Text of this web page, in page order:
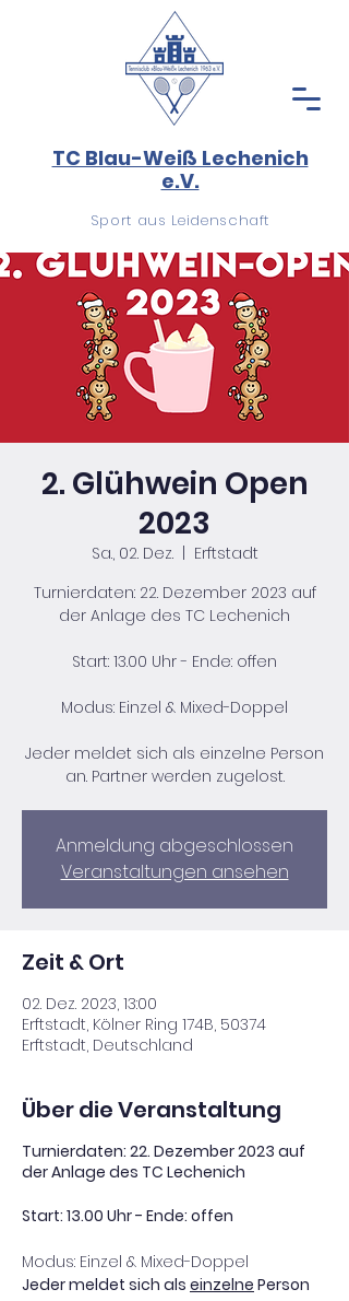
TC Blau-Weiß Lechenich
e.V.
Sport aus Leidenschaft
2. Glühwein Open
2023
Sa., 02. Dez.
  |
Erftstadt
Turnierdaten: 22. Dezember 2023 auf
der Anlage des TC Lechenich
Start: 13.00 Uhr - Ende: offen
Modus: Einzel & Mixed-Doppel
Jeder meldet sich als einzelne Person
an. Partner werden zugelost.
Anmeldung abgeschlossen
Veranstaltungen ansehen
Zeit & Ort
02. Dez. 2023, 13:00
Erftstadt, Kölner Ring 174B, 50374
Erftstadt, Deutschland
Über die Veranstaltung
Turnierdaten: 22. Dezember 2023 auf
der Anlage des TC Lechenich
Start: 13.00 Uhr - Ende: offen
Modus: Einzel & Mixed-Doppel
Jeder meldet sich als einzelne Person